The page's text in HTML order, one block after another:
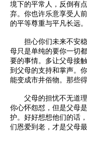
境下的平常人，反倒有
弃。你也许乐意享受人
的平等尊重与平凡长远
担心你们未来不安稳
母只是单纯的要你一切
要的事情。多让父母接
到父母的支持和掌声。
能变成市井俗物。那些
父母的担忧不无道理
你心怀怨怼，但是父母
护。好好想想他们的话
们恩爱到老，才是父母